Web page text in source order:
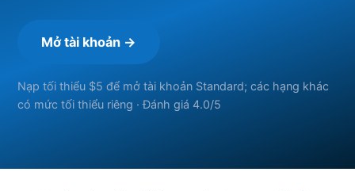
Mở tài khoản →
Nạp tối thiểu $5 để mở tài khoản Standard; các hạng khác
có mức tối thiểu riêng · Đánh giá 4.0/5